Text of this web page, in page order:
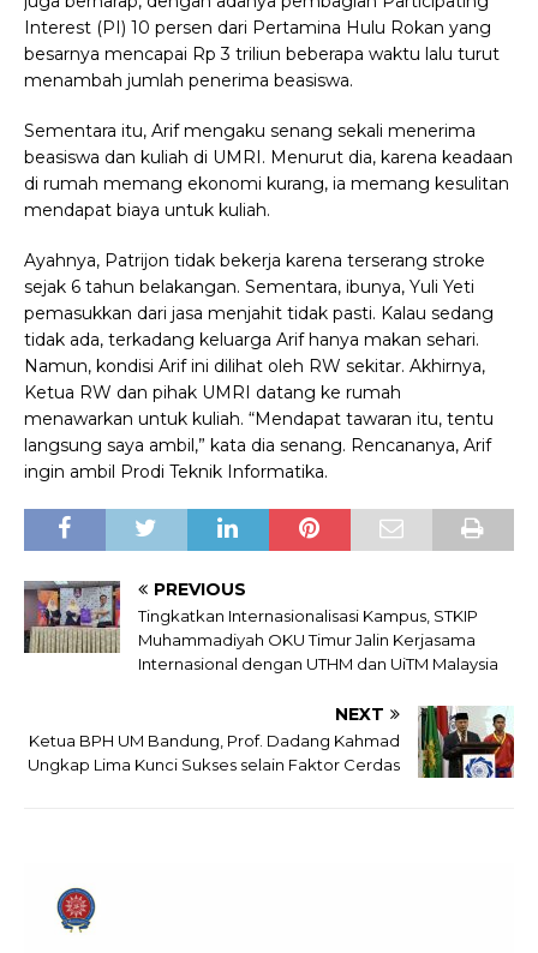
Interest (PI) 10 persen dari Pertamina Hulu Rokan yang
besarnya mencapai Rp 3 triliun beberapa waktu lalu turut
menambah jumlah penerima beasiswa.
Sementara itu, Arif mengaku senang sekali menerima
beasiswa dan kuliah di UMRI. Menurut dia, karena keadaan
di rumah memang ekonomi kurang, ia memang kesulitan
mendapat biaya untuk kuliah.
Ayahnya, Patrijon tidak bekerja karena terserang stroke
sejak 6 tahun belakangan. Sementara, ibunya, Yuli Yeti
pemasukkan dari jasa menjahit tidak pasti. Kalau sedang
tidak ada, terkadang keluarga Arif hanya makan sehari.
Namun, kondisi Arif ini dilihat oleh RW sekitar. Akhirnya,
Ketua RW dan pihak UMRI datang ke rumah
menawarkan untuk kuliah. “Mendapat tawaran itu, tentu
langsung saya ambil,” kata dia senang. Rencananya, Arif
ingin ambil Prodi Teknik Informatika.
PREVIOUS
Tingkatkan Internasionalisasi Kampus, STKIP
Muhammadiyah OKU Timur Jalin Kerjasama
Internasional dengan UTHM dan UiTM Malaysia
NEXT
Ketua BPH UM Bandung, Prof. Dadang Kahmad
Ungkap Lima Kunci Sukses selain Faktor Cerdas